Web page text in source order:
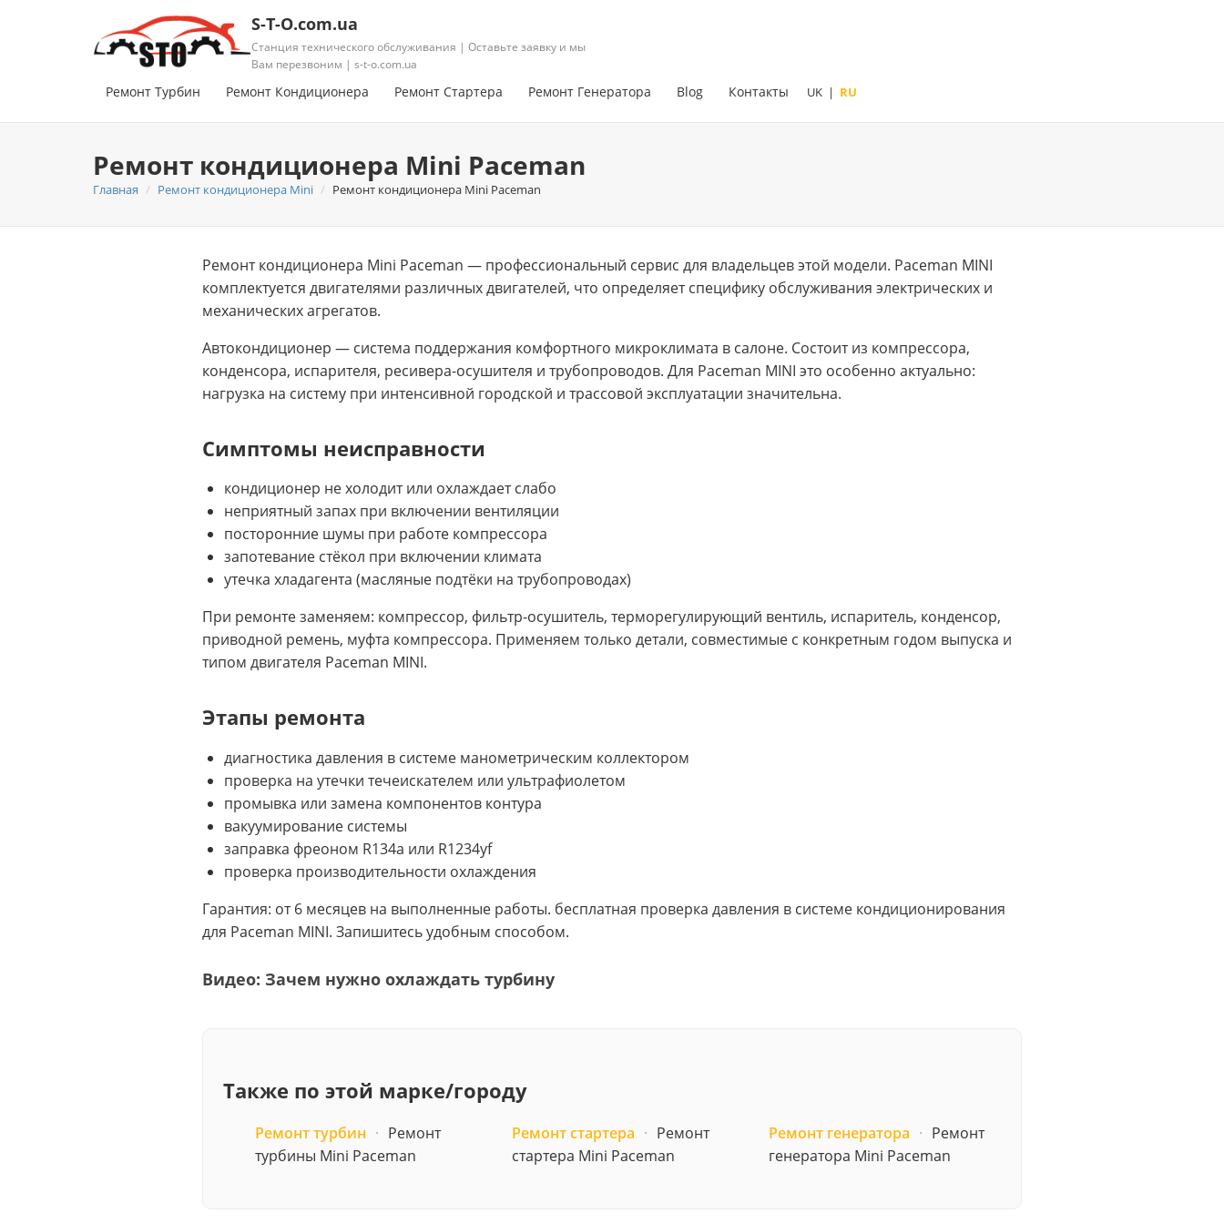
S-T-O.com.ua
Станция технического обслуживания | Оставьте заявку и мы
Вам перезвоним | s-t-o.com.ua
Ремонт Турбин Ремонт Кондиционера Ремонт Стартера Ремонт Генератора Blog Контакты UK | RU
Ремонт кондиционера Mini Paceman
Главная Ремонт кондиционера Mini Ремонт кондиционера Mini Paceman
Ремонт кондиционера Mini Paceman — профессиональный сервис для владельцев этой модели. Paceman MINI
комплектуется двигателями различных двигателей, что определяет специфику обслуживания электрических и
механических агрегатов.
Автокондиционер — система поддержания комфортного микроклимата в салоне. Состоит из компрессора,
конденсора, испарителя, ресивера-осушителя и трубопроводов. Для Paceman MINI это особенно актуально:
нагрузка на систему при интенсивной городской и трассовой эксплуатации значительна.
Симптомы неисправности
кондиционер не холодит или охлаждает слабо
неприятный запах при включении вентиляции
посторонние шумы при работе компрессора
запотевание стёкол при включении климата
утечка хладагента (масляные подтёки на трубопроводах)
При ремонте заменяем: компрессор, фильтр-осушитель, терморегулирующий вентиль, испаритель, конденсор,
приводной ремень, муфта компрессора. Применяем только детали, совместимые с конкретным годом выпуска и
типом двигателя Paceman MINI.
Этапы ремонта
диагностика давления в системе манометрическим коллектором
проверка на утечки течеискателем или ультрафиолетом
промывка или замена компонентов контура
вакуумирование системы
заправка фреоном R134a или R1234yf
проверка производительности охлаждения
Гарантия: от 6 месяцев на выполненные работы. бесплатная проверка давления в системе кондиционирования
для Paceman MINI. Запишитесь удобным способом.
Видео: Зачем нужно охлаждать турбину
Также по этой марке/городу
Ремонт турбин · Ремонт
турбины Mini Paceman
Ремонт стартера · Ремонт
стартера Mini Paceman
Ремонт генератора · Ремонт
генератора Mini Paceman